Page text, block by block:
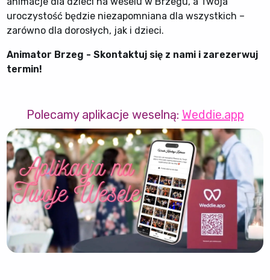
uroczystość będzie niezapomniana dla wszystkich –
zarówno dla dorosłych, jak i dzieci.
Animator Brzeg - Skontaktuj się z nami i zarezerwuj
termin!
Polecamy aplikacje weselną: Weddie.app